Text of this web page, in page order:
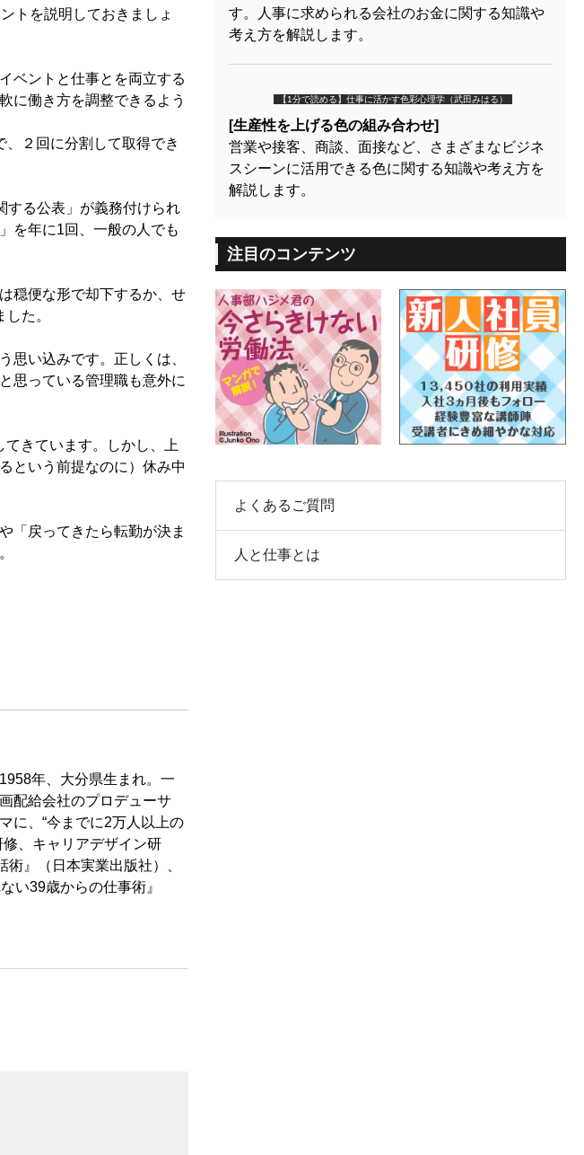
トを説明しておきましょ
ベントと仕事とを両立する
に働き方を調整できるよう
２回に分割して取得でき
する公表」が義務付けられ
を年に1回、一般の人でも
穏便な形で却下するか、せ
た。
い込みです。正しくは、
思っている管理職も意外に
きています。しかし、上
という前提なのに）休み中
「戻ってきたら転勤が決ま
年、大分県生まれ。一
配給会社のプロデューサ
に、“今までに2万人以上の
、キャリアデザイン研
』（日本実業出版社）、
い39歳からの仕事術』
す。人事に求められる会社のお金に関する知識や
考え方を解説します。
【1分で読める】仕事に活かす色彩心理学（武田みはる）
[生産性を上げる色の組み合わせ]
営業や接客、商談、面接など、さまざまなビジネ
スシーンに活用できる色に関する知識や考え方を
解説します。
注目のコンテンツ
よくあるご質問
人と仕事とは